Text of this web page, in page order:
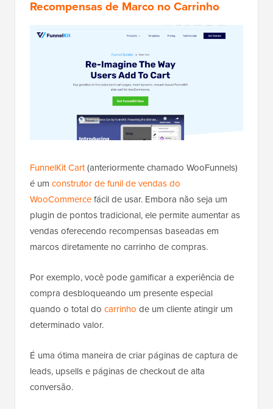
Recompensas de Marco no Carrinho
FunnelKit Cart(anteriormente chamado WooFunnels)
é um construtor de funil de vendas do
WooCommercefácil de usar. Embora não seja um
plugin de pontos tradicional, ele permite aumentar as
vendas oferecendo recompensas baseadas em
marcos diretamente no carrinho de compras.
Por exemplo, você pode gamificar a experiência de
compra desbloqueando um presente especial
quando o total do carrinho de um cliente atingir um
determinado valor.
É uma ótima maneira de criar páginas de captura de
leads, upsells e páginas de checkout de alta
conversão.